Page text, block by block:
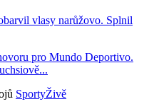
vlasy narůžovo. Splnil
pro Mundo Deportivo.
SportyŽivě